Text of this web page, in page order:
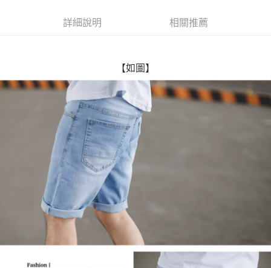
AFTEE先享後付是「在收到商品之後才付款」的支付方式。 讓您購物簡單
３．安心：先確認商品／服務後，再付款。
【「AFTEE先享後付」結帳流程】
１．於結帳方式選擇「AFTEE先享後付」後，將跳轉至「AFTEE先享後付」
結帳頁面，進行簡訊認證並確認金額後，即可完成結帳。
２．訂單成立數日內，您將收到繳費通知簡訊。
３．收到繳費通知簡訊後14天內，點擊此簡訊中的連結，可透過四大超商／
ATM／網路銀行／等多元方式進行付款，方視為交易完成。
※ 請注意：結帳手續完成當下不需立刻繳費，但若您需要取消訂單，請聯絡
購買商品的店家。未經商家同意取消之訂單仍視為有效，需透過AFTEE先享
後付繳納相關費用。
※ 交易是否成功請以「AFTEE先享後付 」之結帳頁面顯示為準，若有關於
是否繳費成功／繳費後需取消欲退款等相關疑問，請聯繫「AFTEE先享後付
客戶支援中心」https://netprotections.freshdesk.com/support/home
１．透過由恩沛科技股份有限公司提供之「AFTEE先享後付」服務完成之交
易，需依本服務之必要範圍內提供個人資料，並將交易相關給付款項請求債
權轉讓予恩沛科技股份有限公司。
每筆NT$80，滿NT$1,800(含以上)免運費
先付款後全家取貨
每筆NT$80，滿NT$1,800(含以上)免運費
7-11付款取貨
每筆NT$80，滿NT$1,800(含以上)免運費
先付款後7-11取貨
每筆NT$80，滿NT$1,800(含以上)免運費
每筆NT$120，滿NT$3,000(含以上)免運費
詳細說明 相關推薦
【如圖】